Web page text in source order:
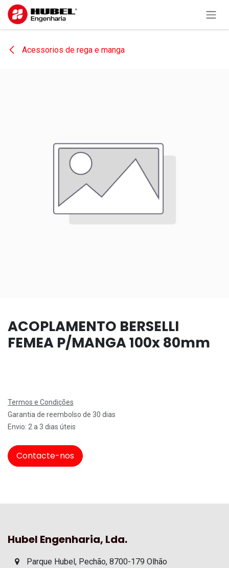
Pular para o conteúdo
Acessorios de rega e manga
ACOPLAMENTO BERSELLI
FEMEA P/MANGA 100x 80mm
Termos e Condições
Garantia de reembolso de 30 dias
Envio: 2 a 3 dias úteis
Contacte-nos
Hubel Engenharia, Lda.
Parque Hubel, Pechão, 8700-179 Olhão